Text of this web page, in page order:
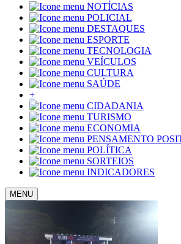
NOTÍCIAS
POLICIAL
DESTAQUES
ESPORTE
TECNOLOGIA
VEÍCULOS
CULTURA
SAÚDE
+
CIDADANIA
TURISMO
ECONOMIA
PENSAMENTO
POLÍTICA
SORTEIOS
INDICADORES
MENU